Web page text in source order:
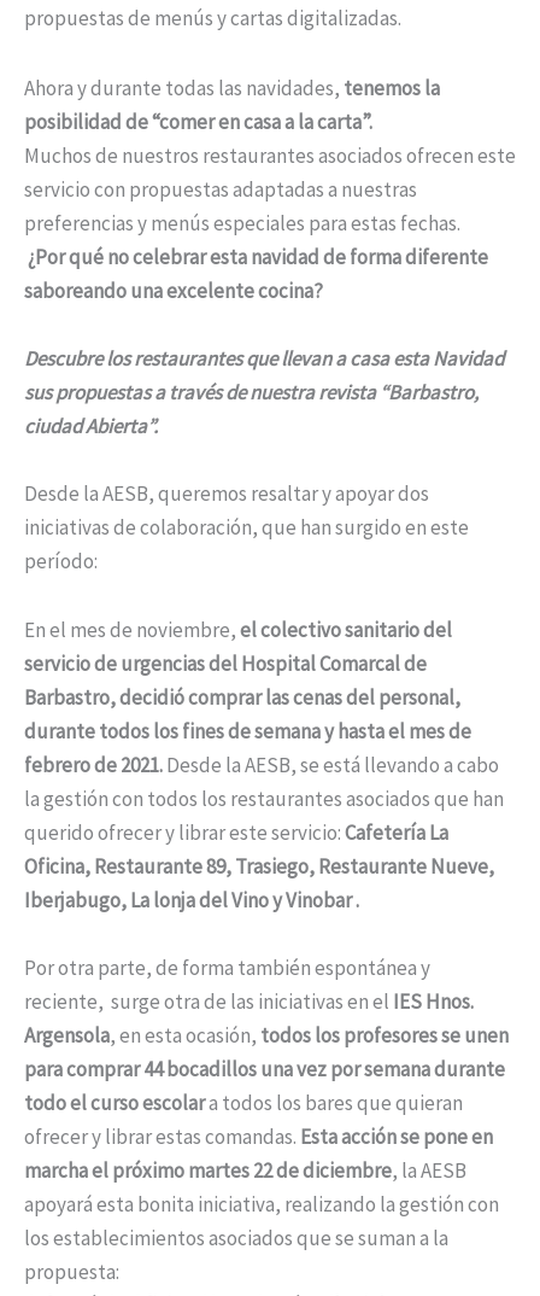
propuestas de menús y cartas digitalizadas.
Ahora y durante todas las navidades, tenemos la
posibilidad de “comer en casa a la carta”.
Muchos de nuestros restaurantes asociados ofrecen este
servicio con propuestas adaptadas a nuestras
preferencias y menús especiales para estas fechas.
¿Por qué no celebrar esta navidad de forma diferente
saboreando una excelente cocina?
Descubre los restaurantes que llevan a casa esta Navidad
sus propuestas a través de nuestra revista “Barbastro,
ciudad Abierta”.
Desde la AESB, queremos resaltar y apoyar dos
iniciativas de colaboración, que han surgido en este
período:
En el mes de noviembre,el colectivo sanitario del
servicio de urgencias del Hospital Comarcal de
Barbastro, decidió comprar las cenas del personal,
durante todos los fines de semana y hasta el mes de
febrero de 2021.Desde la AESB, se está llevando a cabo
la gestión con todos los restaurantes asociados que han
querido ofrecer y librar este servicio:Cafetería La
Oficina,Restaurante 89, Trasiego, Restaurante Nueve,
Iberjabugo, La lonja del Vino y Vinobar .
Por otra parte, de forma también espontánea y
reciente, surge otra de las iniciativas en el IES Hnos.
Argensola, en esta ocasión, todos los profesores se unen
para comprar44 bocadillos una vez por semana durante
todo el curso escolara todos los bares que quieran
ofrecer y librar estas comandas. Esta acción se pone en
marcha el próximo martes 22 de diciembre, la AESB
apoyará esta bonita iniciativa, realizando la gestión con
los establecimientos asociados que se suman a la
propuesta: